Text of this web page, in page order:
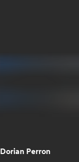
Dorian Perron